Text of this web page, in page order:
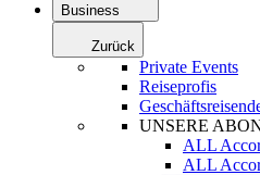
Business
Zurück
Private Events
Reiseprofis
UNSERE
ALL
ALL